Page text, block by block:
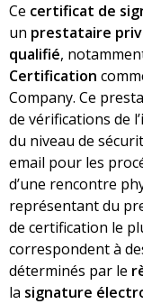
Ce certificat de
un prestataire
qualifié,
Certification
Company. Ce
de vérifications de
du niveau de
email pour les
d’une rencontre
représentant du
de certification le
correspondent à
déterminés par le
la signature